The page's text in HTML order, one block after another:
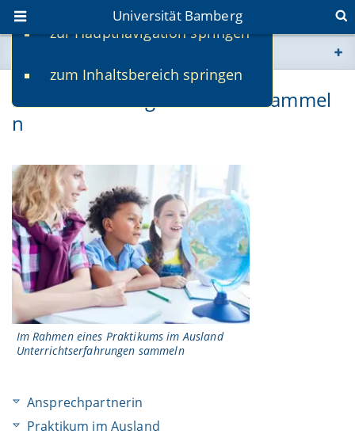
zur Hauptnavigation springen
zum Inhaltsbereich springen
Universität Bamberg
www.uni-bamberg.de
fis.uni-bamberg.de
Praxiserfahrungen weltweit sammel
n
Im Rahmen eines Praktikums im Ausland
Unterrichtserfahrungen sammeln
Ansprechpartnerin
Praktikum im Ausland